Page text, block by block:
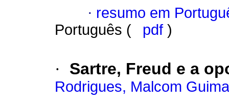
· resumo em
Português (
pdf )
· Sartre, Freud e a
Rodrigues, Malcom